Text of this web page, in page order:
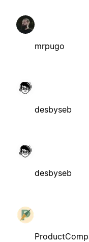
mrpugo
desbyseb
desbyseb